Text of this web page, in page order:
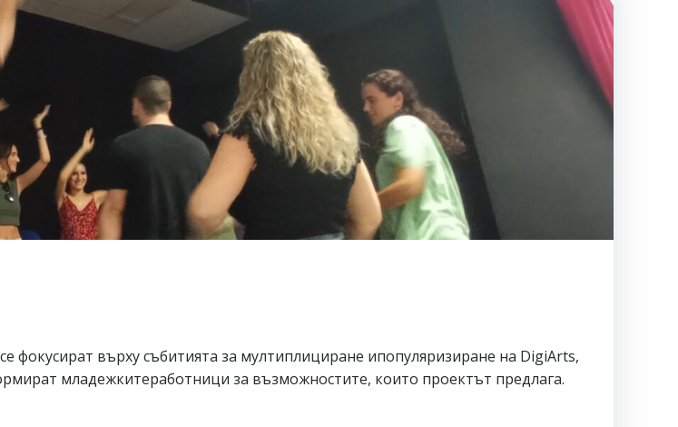
фокусират върху събитията за мултиплициране ипопуляризиране на DigiArts,
младежкитеработници за възможностите, които проектът предлага.